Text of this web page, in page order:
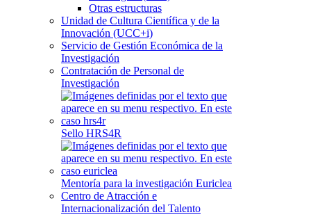
Otras estructuras
Unidad de Cultura Científica y de la
Innovación (UCC+i)
Servicio de Gestión Económica de la
Investigación
Contratación de Personal de
Investigación
Sello HRS4R
Mentoría para la investigación Euriclea
Centro de Atracción e
Internacionalización del Talento